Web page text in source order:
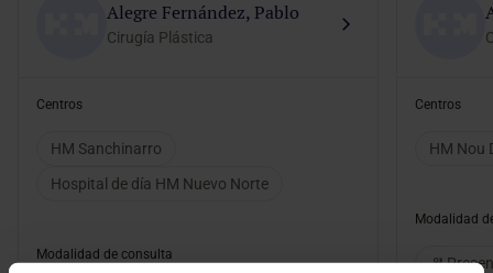
Alegre Fernández, Pablo
Cirugía Plástica
Centros
HM Sanchinarro
Hospital de día HM Nuevo Norte
Modalidad de consulta
Centros
HM Nou
Modalidad